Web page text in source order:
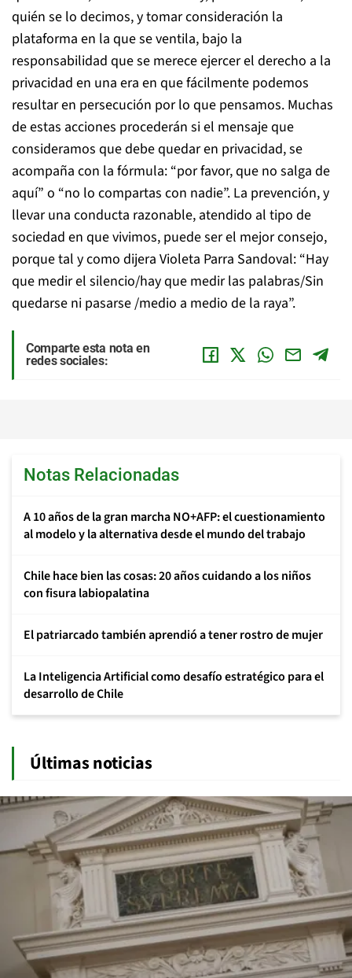
quién se lo decimos, y tomar consideración la
plataforma en la que se ventila, bajo la
responsabilidad que se merece ejercer el derecho a la
privacidad en una era en que fácilmente podemos
resultar en persecución por lo que pensamos. Muchas
de estas acciones procederán si el mensaje que
consideramos que debe quedar en privacidad, se
acompaña con la fórmula: “por favor, que no salga de
aquí” o “no lo compartas con nadie”. La prevención, y
llevar una conducta razonable, atendido al tipo de
sociedad en que vivimos, puede ser el mejor consejo,
porque tal y como dijera Violeta Parra Sandoval: “Hay
que medir el silencio/hay que medir las palabras/Sin
quedarse ni pasarse /medio a medio de la raya”.
Comparte esta nota en
redes sociales:
Notas Relacionadas
A 10 años de la gran marcha NO+AFP: el cuestionamiento
al modelo y la alternativa desde el mundo del trabajo
Chile hace bien las cosas: 20 años cuidando a los niños
con fisura labiopalatina
El patriarcado también aprendió a tener rostro de mujer
La Inteligencia Artificial como desafío estratégico para el
desarrollo de Chile
Últimas noticias